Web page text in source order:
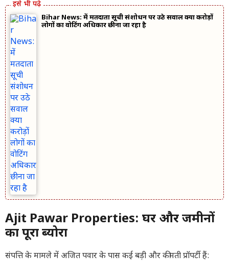
Bihar News: में मतदाता सूची संशोधन पर उठे सवाल क्या करोड़ों
लोगों का वोटिंग अधिकार छीना जा रहा है
Ajit Pawar Properties: घर और जमीनों
का पूरा ब्योरा
संपत्ति के मामले में अजित पवार के पास कई बड़ी और कीमती प्रॉपर्टी हैं: